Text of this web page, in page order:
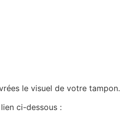
le visuel de votre tampon.
ci-dessous :